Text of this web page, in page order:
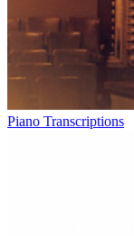
Piano Transcriptions